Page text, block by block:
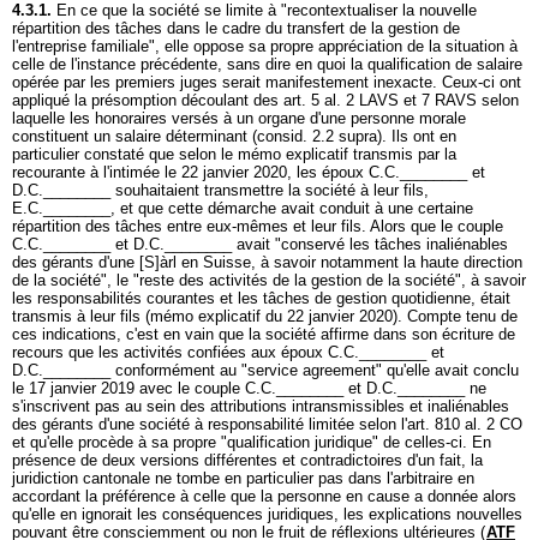
4.3.1. En ce que la société se limite à "recontextualiser la nouvelle
répartition des tâches dans le cadre du transfert de la gestion de
l'entreprise familiale", elle oppose sa propre appréciation de la situation à
celle de l'instance précédente, sans dire en quoi la qualification de salaire
opérée par les premiers juges serait manifestement inexacte. Ceux-ci ont
appliqué la présomption découlant des art. 5 al. 2 LAVS et 7 RAVS selon
laquelle les honoraires versés à un organe d'une personne morale
constituent un salaire déterminant (consid. 2.2 supra). Ils ont en
particulier constaté que selon le mémo explicatif transmis par la
recourante à l'intimée le 22 janvier 2020, les époux C.C.________ et
D.C.________ souhaitaient transmettre la société à leur fils,
E.C.________, et que cette démarche avait conduit à une certaine
répartition des tâches entre eux-mêmes et leur fils. Alors que le couple
C.C.________ et D.C.________ avait "conservé les tâches inaliénables
des gérants d'une [S]àrl en Suisse, à savoir notamment la haute direction
de la société", le "reste des activités de la gestion de la société", à savoir
les responsabilités courantes et les tâches de gestion quotidienne, était
transmis à leur fils (mémo explicatif du 22 janvier 2020). Compte tenu de
ces indications, c'est en vain que la société affirme dans son écriture de
recours que les activités confiées aux époux C.C.________ et
D.C.________ conformément au "service agreement" qu'elle avait conclu
le 17 janvier 2019 avec le couple C.C.________ et D.C.________ ne
s'inscrivent pas au sein des attributions intransmissibles et inaliénables
des gérants d'une société à responsabilité limitée selon l'art. 810 al. 2 CO
et qu'elle procède à sa propre "qualification juridique" de celles-ci. En
présence de deux versions différentes et contradictoires d'un fait, la
juridiction cantonale ne tombe en particulier pas dans l'arbitraire en
accordant la préférence à celle que la personne en cause a donnée alors
qu'elle en ignorait les conséquences juridiques, les explications nouvelles
pouvant être consciemment ou non le fruit de réflexions ultérieures (ATF